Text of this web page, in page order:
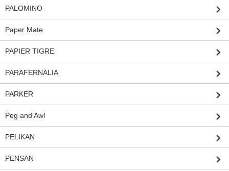
PALOMINO
Paper Mate
PAPIER TIGRE
PARAFERNALIA
PARKER
Peg and Awl
PELIKAN
PENSAN